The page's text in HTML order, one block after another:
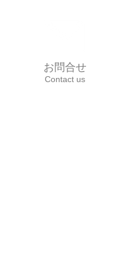
お問合せ
Contact us